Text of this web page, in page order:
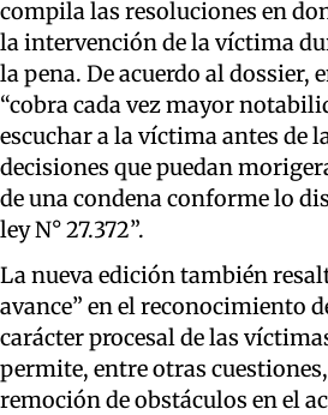
compila las resoluciones en
la intervención de la víctima
la pena. De acuerdo al dossier,
“cobra cada vez mayor
escuchar a la víctima antes de
decisiones que puedan
de una condena conforme lo
ley N° 27.372”.
La nueva edición también
avance” en el reconocimiento
carácter procesal de las
permite, entre otras
remoción de obstáculos en el